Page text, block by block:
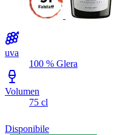
uva
100 % Glera
Volumen
75 cl
Disponibile